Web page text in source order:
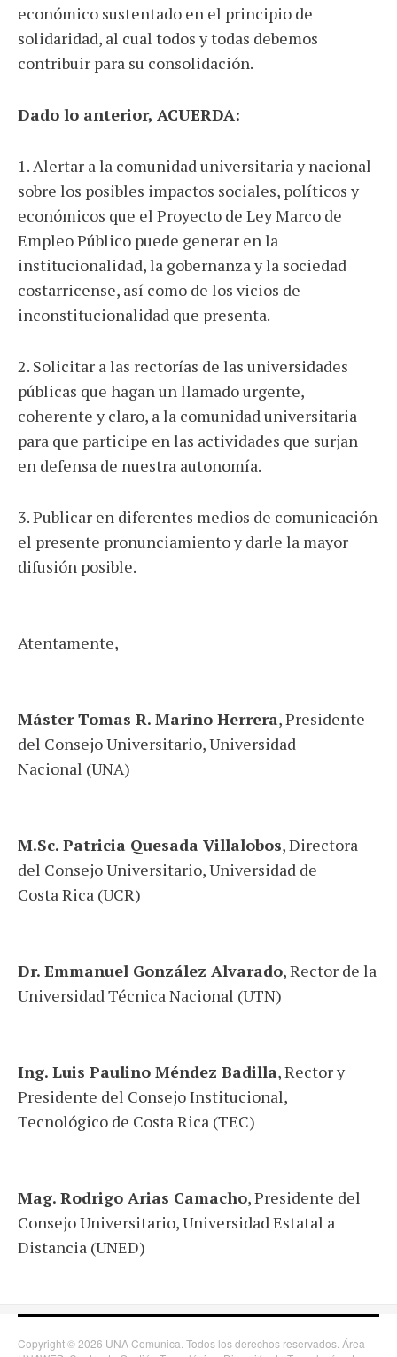
económico sustentado en el principio de
solidaridad, al cual todos y todas debemos
contribuir para su consolidación.
Dado lo anterior, ACUERDA:
1. Alertar a la comunidad universitaria y nacional
sobre los posibles impactos sociales, políticos y
económicos que el Proyecto de Ley Marco de
Empleo Público puede generar en la
institucionalidad, la gobernanza y la sociedad
costarricense, así como de los vicios de
inconstitucionalidad que presenta.
2. Solicitar a las rectorías de las universidades
públicas que hagan un llamado urgente,
coherente y claro, a la comunidad universitaria
para que participe en las actividades que surjan
en defensa de nuestra autonomía.
3. Publicar en diferentes medios de comunicación
el presente pronunciamiento y darle la mayor
difusión posible.
Atentamente,
Máster Tomas R. Marino Herrera, Presidente
del Consejo Universitario, Universidad
Nacional (UNA)
M.Sc. Patricia Quesada Villalobos, Directora
del Consejo Universitario, Universidad de
Costa Rica (UCR)
Dr. Emmanuel González Alvarado, Rector de la
Universidad Técnica Nacional (UTN)
Ing. Luis Paulino Méndez Badilla, Rector y
Presidente del Consejo Institucional,
Tecnológico de Costa Rica (TEC)
Mag. Rodrigo Arias Camacho, Presidente del
Consejo Universitario, Universidad Estatal a
Distancia (UNED)
Copyright © 2026 UNA Comunica. Todos los derechos reservados. Área